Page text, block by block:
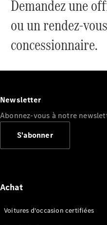
Configurateur
neuves
rapidement
Demandez une
ou un rendez-
concessionnaire.
Newsletter
Abonnez-vous à notre
S'abonner
Achat
Voitures d'occasion certifiées